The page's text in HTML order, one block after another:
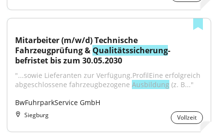
Mitarbeiter (m/w/d) Technische
Fahrzeugprüfung & Qualitätssicherung-
befristet bis zum 30.05.2030
"...sowie Lieferanten zur Verfügung.ProfilEine erfolgreich
abgeschlossene fahrzeugbezogene Ausbildung (z. B..."
BwFuhrparkService GmbH
Siegburg Vollzeit